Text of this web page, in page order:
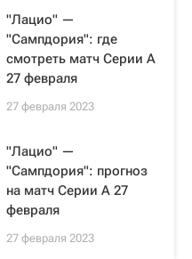
"Лацио" —
"Сампдория": где
смотреть матч Серии А
27 февраля
27 февраля 2023
"Лацио" —
"Сампдория": прогноз
на матч Серии А 27
февраля
27 февраля 2023